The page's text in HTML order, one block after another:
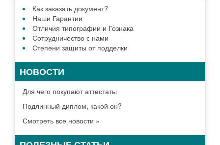
Как заказать документ?
Наши Гарантии
Отличия типографии и Гознака
Сотрудничество с нами
Степени защиты от подделки
НОВОСТИ
Для чего покупают аттестаты
Подлинный диплом, какой он?
Смотреть все новости »